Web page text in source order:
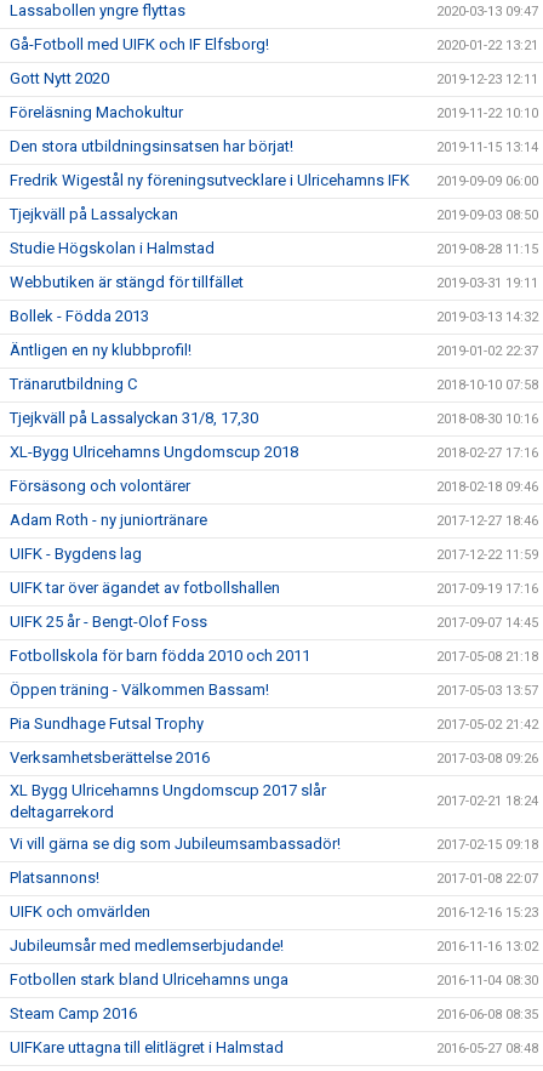
Lassabollen yngre flyttas 2020-03-13 09:47
Gå-Fotboll med UIFK och IF Elfsborg! 2020-01-22 13:21
Gott Nytt 2020 2019-12-23 12:11
Föreläsning Machokultur 2019-11-22 10:10
Den stora utbildningsinsatsen har börjat! 2019-11-15 13:14
Fredrik Wigestål ny föreningsutvecklare i Ulricehamns IFK 2019-09-09 06:00
Tjejkväll på Lassalyckan 2019-09-03 08:50
Studie Högskolan i Halmstad 2019-08-28 11:15
Webbutiken är stängd för tillfället 2019-03-31 19:11
Bollek - Födda 2013 2019-03-13 14:32
Äntligen en ny klubbprofil! 2019-01-02 22:37
Tränarutbildning C 2018-10-10 07:58
Tjejkväll på Lassalyckan 31/8, 17,30 2018-08-30 10:16
XL-Bygg Ulricehamns Ungdomscup 2018 2018-02-27 17:16
Försäsong och volontärer 2018-02-18 09:46
Adam Roth - ny juniortränare 2017-12-27 18:46
UIFK - Bygdens lag 2017-12-22 11:59
UIFK tar över ägandet av fotbollshallen 2017-09-19 17:16
UIFK 25 år - Bengt-Olof Foss 2017-09-07 14:45
Fotbollskola för barn födda 2010 och 2011 2017-05-08 21:18
Öppen träning - Välkommen Bassam! 2017-05-03 13:57
Pia Sundhage Futsal Trophy 2017-05-02 21:42
Verksamhetsberättelse 2016 2017-03-08 09:26
XL Bygg Ulricehamns Ungdomscup 2017 slår
deltagarrekord
2017-02-21 18:24
Vi vill gärna se dig som Jubileumsambassadör! 2017-02-15 09:18
Platsannons! 2017-01-08 22:07
UIFK och omvärlden 2016-12-16 15:23
Jubileumsår med medlemserbjudande! 2016-11-16 13:02
Fotbollen stark bland Ulricehamns unga 2016-11-04 08:30
Steam Camp 2016 2016-06-08 08:35
UIFKare uttagna till elitlägret i Halmstad 2016-05-27 08:48